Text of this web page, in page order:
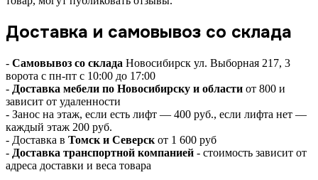
Доставка и самовывоз со склада
- Самовывоз со склада Новосибирск ул. Выборная 217, 3
ворота с пн-пт с 10:00 до 17:00
- Доставка мебели по Новосибирску и области от 800 и
зависит от удаленности
- Занос на этаж, если есть лифт — 400 руб., если лифта нет —
каждый этаж 200 руб.
- Доставка в Томск и Северск от 1 600 руб
- Доставка транспортной компанией - стоимость зависит от
адреса доставки и веса товара